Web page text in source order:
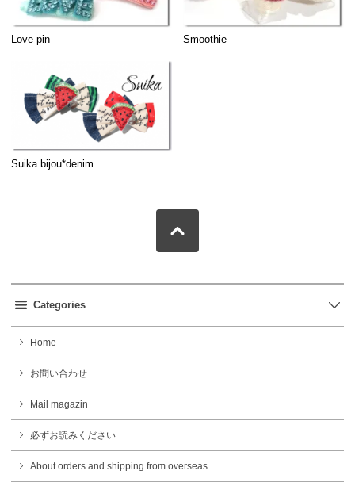
Love pin Smoothie
Suika bijou*denim
Categories
Home
お問い合わせ
Mail magazin
必ずお読みください
About orders and shipping from overseas.